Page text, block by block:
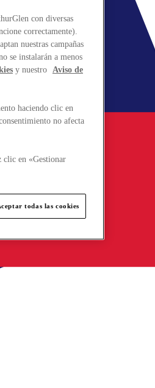
con diversas
correctamente).
nuestras campañas
se instalarán a menos
y nuestro Aviso de
haciendo clic en
no afecta
clic en «Gestionar
todas las cookies